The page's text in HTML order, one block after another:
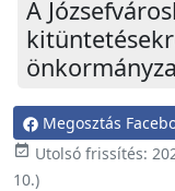
A
Megosztás
event_available Utolsó frissítés:
10.)